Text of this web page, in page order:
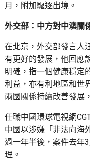
月，附加驅逐出境。
外交部：中方對中澳關
在北京，外交部發言人
有更好的發展，他回應
明確，指一個健康穩定
利益，亦有利地區和世
兩國關係持續改善發展
任職中國環球電視網
中國以涉嫌「非法向海
過一年半後，案件去年
理。